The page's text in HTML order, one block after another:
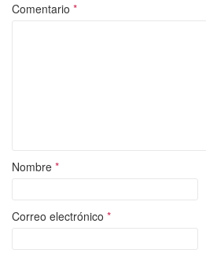
Comentario *
Nombre *
Correo electrónico *